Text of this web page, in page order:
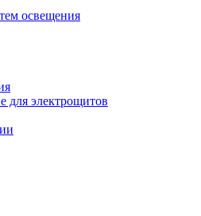
освещения
для электрощитов